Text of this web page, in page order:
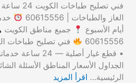
فني تصليح
الغاز والطباخات | 60615556
أيام الأسبوع
جميع مناطق الكويت
60615556
فني تصليح طباخات
• قطع غيار أصلية —
الجداول الأسعار المناطق الأسئلة
الرئيسية… اقرأ المزيد